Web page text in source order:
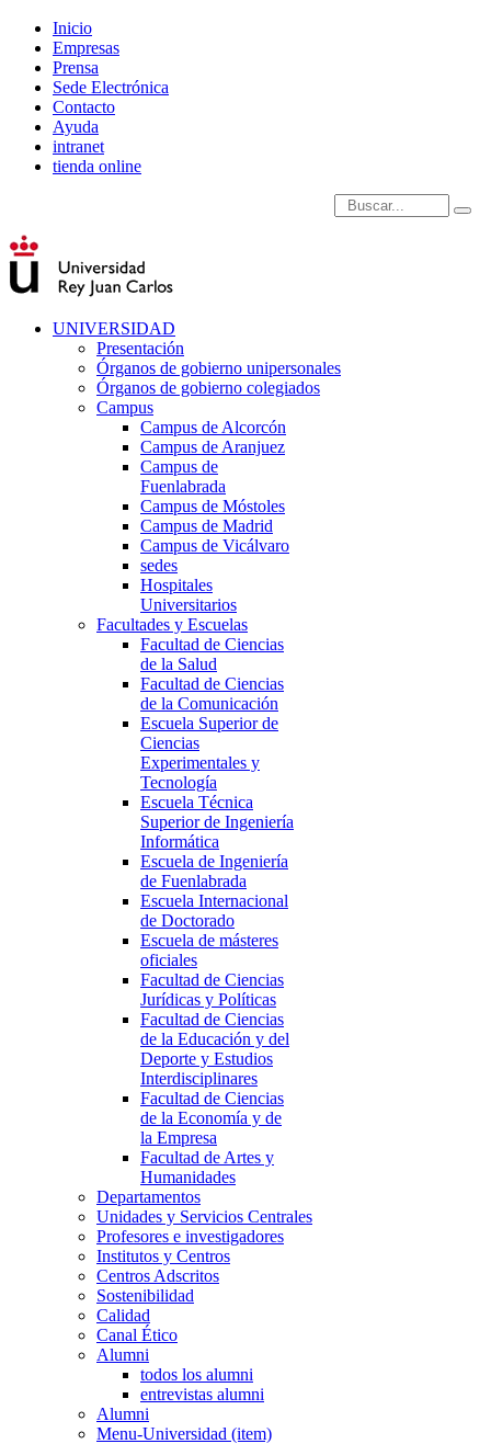
Inicio
Empresas
Prensa
Sede Electrónica
Contacto
Ayuda
intranet
tienda online
Introduce términos de
UNIVERSIDAD
Presentación
Órganos de gobierno unipersonales
Órganos de gobierno colegiados
Campus
Campus de Alcorcón
Campus de Aranjuez
Campus de
Fuenlabrada
Campus de Móstoles
Campus de Madrid
Campus de Vicálvaro
sedes
Hospitales
Universitarios
Facultades y Escuelas
Facultad de Ciencias
de la Salud
Facultad de Ciencias
de la Comunicación
Escuela Superior de
Ciencias
Experimentales y
Tecnología
Escuela Técnica
Superior de Ingeniería
Informática
Escuela de Ingeniería
de Fuenlabrada
Escuela Internacional
de Doctorado
Escuela de másteres
oficiales
Facultad de Ciencias
Jurídicas y Políticas
Facultad de Ciencias
de la Educación y del
Deporte y Estudios
Interdisciplinares
Facultad de Ciencias
de la Economía y de
la Empresa
Facultad de Artes y
Humanidades
Departamentos
Unidades y Servicios Centrales
Profesores e investigadores
Institutos y Centros
Centros Adscritos
Sostenibilidad
Calidad
Canal Ético
Alumni
todos los alumni
entrevistas alumni
Alumni
Menu-Universidad (item)